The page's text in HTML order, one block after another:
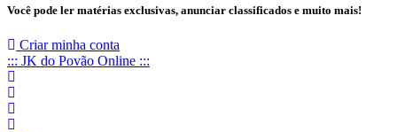
Você pode ler matérias exclusivas, anunciar classificados e muito mais!
Criar minha conta
::: JK do Povão Online :::